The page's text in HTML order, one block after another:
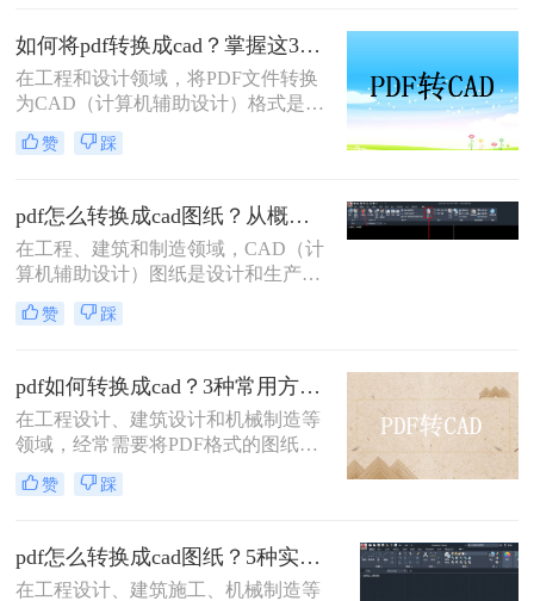
如何将pdf转换成cad？掌握这3招就够了
在工程和设计领域，将PDF文件转换
为CAD（计算机辅助设计）格式是非
常常见的需求。这允许设计师们能够
编辑、修改原始设计图或将其集成到
cad呢？本文将介绍几种常用的方法来
实现这一转换。
赞 踩
pdf怎么转换成cad图纸？从概念到实体的高效方法全解析！
在工程、建筑和制造领域，CAD（计
算机辅助设计）图纸是设计和生产的
核心。然而，我们常常会遇到一个棘
手的问题：客户、合作方或早期项目
作为一种通用的浏览格式，完美地保
留了图形的“外观”，但它并非为编辑
而设计，其内部的矢量数据和图元信
息往往在转换中丢失或变得难以识
别。因此，将PDF准确、高效地转换
回可编辑的DWG或DXF等CAD格
赞 踩
pdf如何转换成cad？3种常用方法详解！
在工程设计、建筑设计和机械制造等
领域，经常需要将PDF格式的图纸转
换为CAD格式（如DWG或DXF），
以便进行进一步的编辑、修改和优
将介绍几种常用的PDF转CAD的方
法。
赞 踩
pdf怎么转换成cad图纸？5种实测有效方法！
在工程设计、建筑施工、机械制造等